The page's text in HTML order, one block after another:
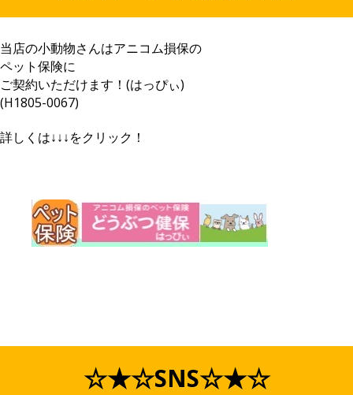
当店の小動物さんはアニコム損保の
ペット保険に
ご契約いただけます！(はっぴぃ)
(H1805-0067)
詳しくは↓↓↓をクリック！
☆★☆SNS☆★☆